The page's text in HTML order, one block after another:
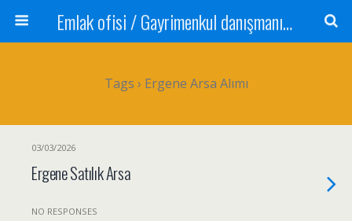
Emlak ofisi / Gayrimenkul danışmanı Satılık daire / Kiralık daire Satılık arsa / Tarla Satılık dükkan / Mağaza Devren satılık işyeri Depo ve antrepo Yatırım: Yatırımlık arsa
Tags › Ergene Arsa Alımı
03/03/2026
Ergene Satılık Arsa
NO RESPONSES